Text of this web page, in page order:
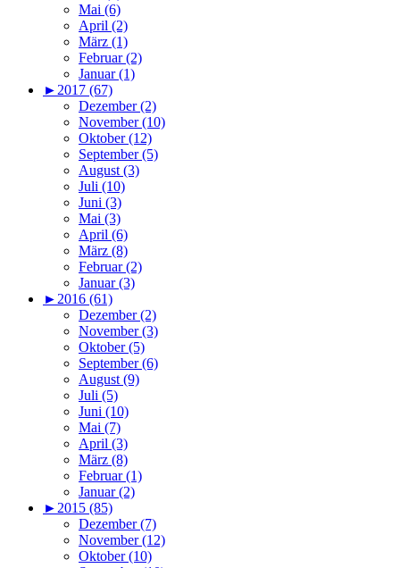
Mai (6)
April (2)
März (1)
Februar (2)
Januar (1)
► 2017 (67)
Dezember (2)
November (10)
Oktober (12)
September (5)
August (3)
Juli (10)
Juni (3)
Mai (3)
April (6)
März (8)
Februar (2)
Januar (3)
► 2016 (61)
Dezember (2)
November (3)
Oktober (5)
September (6)
August (9)
Juli (5)
Juni (10)
Mai (7)
April (3)
März (8)
Februar (1)
Januar (2)
► 2015 (85)
Dezember (7)
November (12)
Oktober (10)